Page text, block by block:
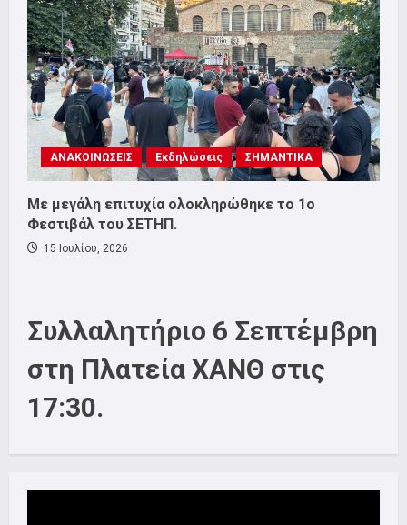
ΑΝΑΚΟΙΝΩΣΕΙΣ Εκδηλώσεις ΣΗΜΑΝΤΙΚΑ
Με μεγάλη επιτυχία ολοκληρώθηκε το 1ο
Φεστιβάλ του ΣΕΤΗΠ.
15 Ιουλίου, 2026
Συλλαλητήριο 6 Σεπτέμβρη
στη Πλατεία ΧΑΝΘ στις
17:30.